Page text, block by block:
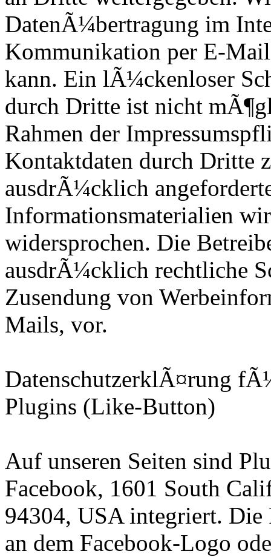
DatenÃ¼bertragung im
Kommunikation per E-
kann. Ein lÃ¼ckenloser
durch Dritte ist nicht
Rahmen der
Kontaktdaten durch Dritte
ausdrÃ¼cklich
Informationsmaterialien
widersprochen. Die
ausdrÃ¼cklich rechtliche
Zusendung von
Mails, vor.
DatenschutzerklÃ¤rung
Plugins (Like-Button)
Auf unseren Seiten sind
Facebook, 1601 South
94304, USA integriert. Die
an dem Facebook-Logo